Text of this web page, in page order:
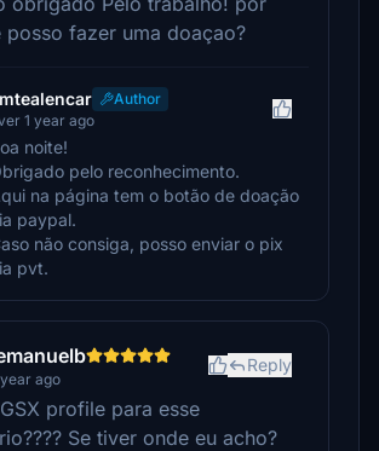
posso fazer uma doaçao?
Author
1 year ago
noite!
pelo reconhecimento.
na página tem o botão de doação
paypal.
não consiga, posso enviar o pix
pvt.
ago
Reply
profile para esse
Se tiver onde eu acho?